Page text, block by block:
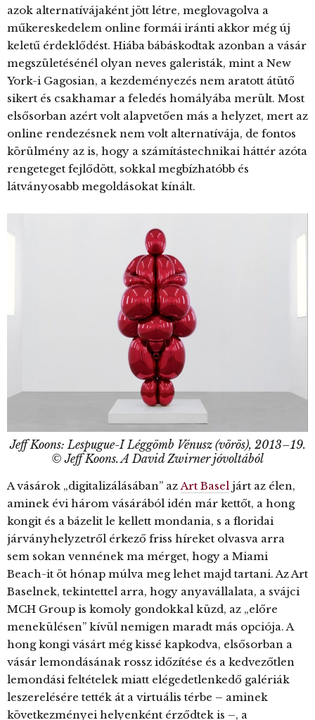
azok alternatívájaként jött létre, meglovagolva a
műkereskedelem online formái iránti akkor még új
keletű érdeklődést. Hiába bábáskodtak azonban a vásár
megszületésénél olyan neves galeristák, mint a New
York-i Gagosian, a kezdeményezés nem aratott átütő
sikert és csakhamar a feledés homályába merült. Most
elsősorban azért volt alapvetően más a helyzet, mert az
online rendezésnek nem volt alternatívája, de fontos
körülmény az is, hogy a számítástechnikai háttér azóta
rengeteget fejlődött, sokkal megbízhatóbb és
látványosabb megoldásokat kínált.
Jeff Koons: Lespugue-I Léggömb Vénusz (vörös), 2013–19.
© Jeff Koons. A David Zwirner jóvoltából
A vásárok „digitalizálásában” azArt Basel járt az élen,
aminek évi három vásárából idén már kettőt, a hong
kongit és a bázelit le kellett mondania, s a floridai
járványhelyzetről érkező friss híreket olvasva arra
sem sokan vennének ma mérget, hogy a Miami
Beach-it öt hónap múlva meg lehet majd tartani. Az Art
Baselnek, tekintettel arra, hogy anyavállalata, a svájci
MCH Group is komoly gondokkal küzd, az „előre
menekülésen” kívül nemigen maradt más opciója. A
hong kongi vásárt még kissé kapkodva, elsősorban a
vásár lemondásának rossz időzítése és a kedvezőtlen
lemondási feltételek miatt elégedetlenkedő galériák
leszerelésére tették át a virtuális térbe – aminek
következményei helyenként érződtek is –, a